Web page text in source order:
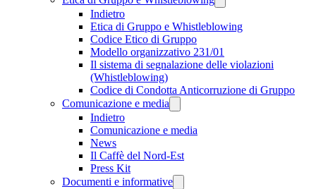
Indietro
Etica di Gruppo e Whistleblowing
Codice Etico di Gruppo
Modello organizzativo 231/01
Il sistema di segnalazione delle violazioni
(Whistleblowing)
Codice di Condotta Anticorruzione di Gruppo
Comunicazione e media
Indietro
Comunicazione e media
News
Il Caffè del Nord-Est
Press Kit
Documenti e informative